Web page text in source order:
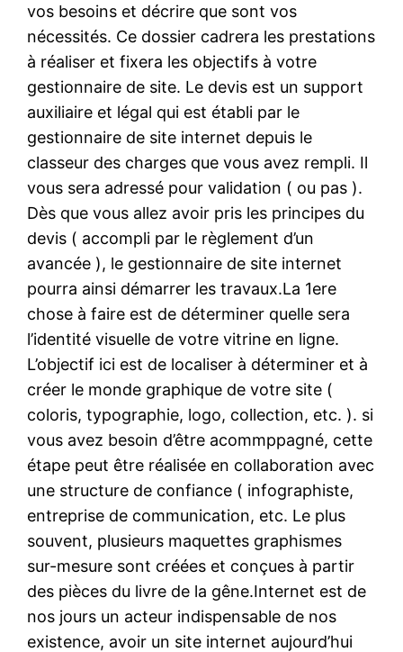
vos besoins et décrire que sont vos
nécessités. Ce dossier cadrera les prestations
à réaliser et fixera les objectifs à votre
gestionnaire de site. Le devis est un support
auxiliaire et légal qui est établi par le
gestionnaire de site internet depuis le
classeur des charges que vous avez rempli. Il
vous sera adressé pour validation ( ou pas ).
Dès que vous allez avoir pris les principes du
devis ( accompli par le règlement d’un
avancée ), le gestionnaire de site internet
pourra ainsi démarrer les travaux.La 1ere
chose à faire est de déterminer quelle sera
l’identité visuelle de votre vitrine en ligne.
L’objectif ici est de localiser à déterminer et à
créer le monde graphique de votre site (
coloris, typographie, logo, collection, etc. ). si
vous avez besoin d’être acommppagné, cette
étape peut être réalisée en collaboration avec
une structure de confiance ( infographiste,
entreprise de communication, etc. Le plus
souvent, plusieurs maquettes graphismes
sur-mesure sont créées et conçues à partir
des pièces du livre de la gêne.Internet est de
nos jours un acteur indispensable de nos
existence, avoir un site internet aujourd’hui